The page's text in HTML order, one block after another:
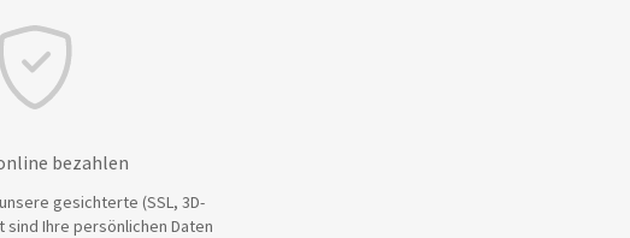
bezahlen
gesichterte (SSL, 3D-
sind Ihre persönlichen Daten